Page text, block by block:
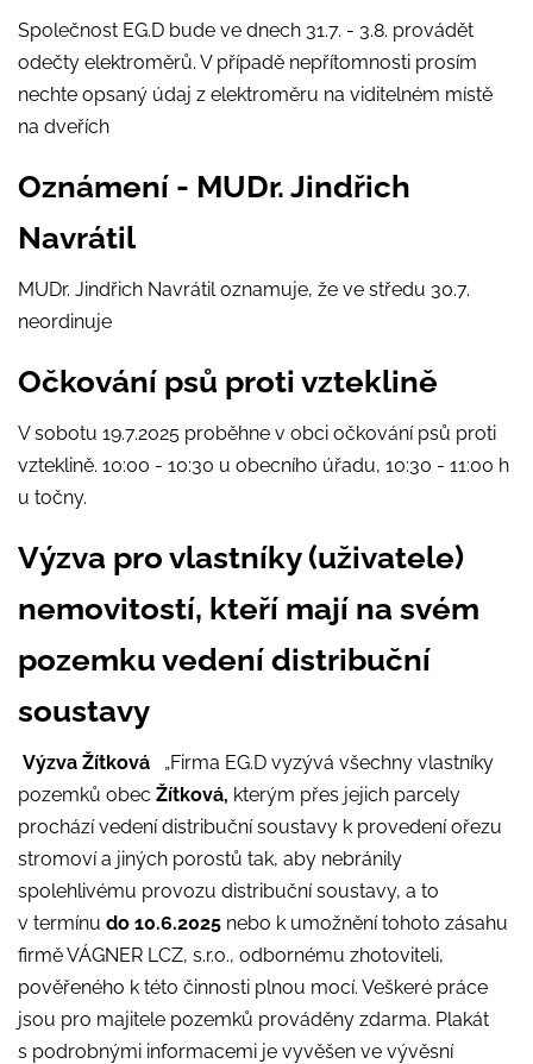
Společnost EG.D bude ve dnech 31.7. - 3.8. provádět
odečty elektroměrů. V případě nepřítomnosti prosím
nechte opsaný údaj z elektroměru na viditelném místě
na dveřích
Oznámení - MUDr. Jindřich
Navrátil
MUDr. Jindřich Navrátil oznamuje, že ve středu 30.7.
neordinuje
Očkování psů proti vzteklině
V sobotu 19.7.2025 proběhne v obci očkování psů proti
vzteklině. 10:00 - 10:30 u obecního úřadu, 10:30 - 11:00 h
u točny.
Výzva pro vlastníky (uživatele)
nemovitostí, kteří mají na svém
pozemku vedení distribuční
soustavy
Výzva Žítková „Firma EG.D vyzývá všechny vlastníky
pozemků obec Žítková, kterým přes jejich parcely
prochází vedení distribuční soustavy k provedení ořezu
stromoví a jiných porostů tak, aby nebránily
spolehlivému provozu distribuční soustavy, a to
v termínu do 10.6.2025 nebo k umožnění tohoto zásahu
firmě VÁGNER LCZ, s.r.o., odbornému zhotoviteli,
pověřeného k této činnosti plnou mocí. Veškeré práce
jsou pro majitele pozemků prováděny zdarma. Plakát
s podrobnými informacemi je vyvěšen ve vývěsní